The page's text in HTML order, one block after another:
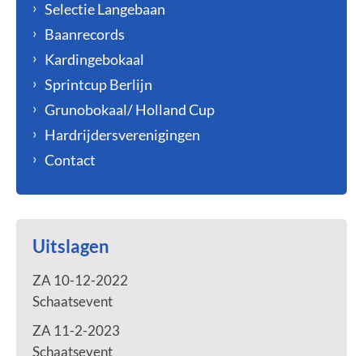
Selectie Langebaan
Baanrecords
Kardingebokaal
Sprintcup Berlijn
Grunobokaal/ Holland Cup
Hardrijdersverenigingen
Contact
Uitslagen
ZA 10-12-2022
Schaatsevent
ZA 11-2-2023
Schaatsevent